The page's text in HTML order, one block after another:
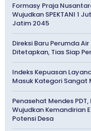
Formasy Praja
Wujudkan SPEKTANI 1
Jatim 2045
Direksi Baru Perumda
Ditetapkan, Tias Siap
Indeks Kepuasan
Masuk Kategori Sangat
Penasehat Mendes
Wujudkan Kemandirian
Potensi Desa